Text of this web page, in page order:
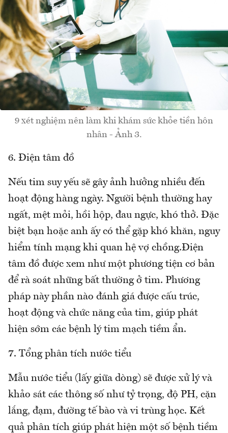
9 xét nghiệm nên làm khi khám sức khỏe tiền hôn
nhân - Ảnh 3.
6. Điện tâm đồ
Nếu tim suy yếu sẽ gây ảnh hưởng nhiều đến
hoạt động hàng ngày. Người bệnh thường hay
ngất, mệt mỏi, hồi hộp, đau ngực, khó thở. Đặc
biệt bạn hoặc anh ấy có thể gặp khó khăn, nguy
hiểm tính mạng khi quan hệ vợ chồng.Điện
tâm đồ được xem như một phương tiện cơ bản
để rà soát những bất thường ở tim. Phương
pháp này phần nào đánh giá được cấu trúc,
hoạt động và chức năng của tim, giúp phát
hiện sớm các bệnh lý tim mạch tiềm ẩn.
7. Tổng phân tích nước tiểu
Mẫu nước tiểu (lấy giữa dòng) sẽ được xử lý và
khảo sát các thông số như tỷ trọng, độ PH, cặn
lắng, đạm, đường tế bào và vi trùng học. Kết
quả phân tích giúp phát hiện một số bệnh tiềm